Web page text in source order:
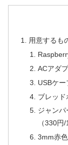
用意するも
ACアダ
USBケー
ブレッド
ジャン
（330円/
3mm赤